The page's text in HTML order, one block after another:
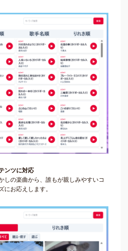
ンツに対応
しの楽曲から、誰もが親しみやすいコ
にお応えします。